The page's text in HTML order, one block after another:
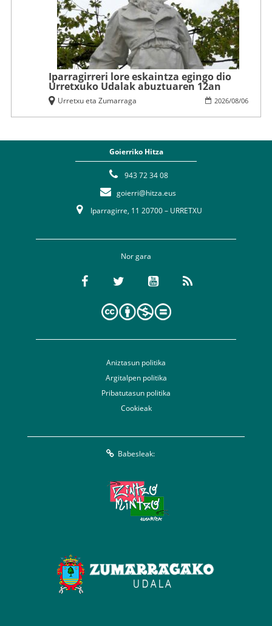
Iparragirreri lore eskaintza egingo dio
Urretxuko Udalak abuztuaren 12an
2026/08/06
Urretxu eta Zumarraga
Goierriko Hitza
943 72 34 08
goierri@hitza.eus
Iparragirre, 11 20700 – URRETXU
Nor gara
Aniztasun politika
Argitalpen politika
Pribatutasun politika
Cookieak
Babesleak: